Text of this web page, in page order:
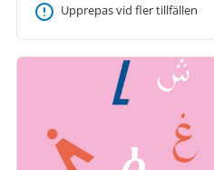
Upprepas vid fler tillfällen